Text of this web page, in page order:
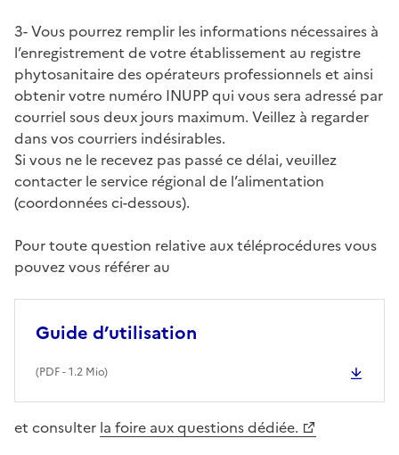
3- Vous pourrez remplir les informations nécessaires à
l’enregistrement de votre établissement au registre
phytosanitaire des opérateurs professionnels et ainsi
obtenir votre numéro INUPP qui vous sera adressé par
courriel sous deux jours maximum. Veillez à regarder
dans vos courriers indésirables.
Si vous ne le recevez pas passé ce délai, veuillez
contacter le service régional de l’alimentation
(coordonnées ci-dessous).
Pour toute question relative aux téléprocédures vous
pouvez vous référer au
Guide d’utilisation
(PDF- 1.2 Mio)
et consulter la foire aux questions dédiée.